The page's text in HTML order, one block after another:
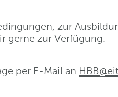
zur
gerne zur Verfügung.
per E-Mail an HBB@eit